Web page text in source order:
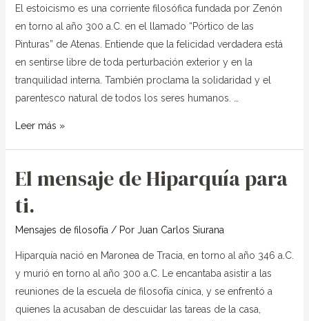
El estoicismo es una corriente filosófica fundada por Zenón
en torno al año 300 a.C. en el llamado “Pórtico de las
Pinturas” de Atenas. Entiende que la felicidad verdadera está
en sentirse libre de toda perturbación exterior y en la
tranquilidad interna. También proclama la solidaridad y el
parentesco natural de todos los seres humanos. …
Séneca
para
ti.
Leer más »
El mensaje de Hiparquía para
ti.
Mensajes de filosofía/ Por Juan Carlos Siurana
Hiparquía nació en Maronea de Tracia, en torno al año 346 a.C.
y murió en torno al año 300 a.C. Le encantaba asistir a las
reuniones de la escuela de filosofía cínica, y se enfrentó a
quienes la acusaban de descuidar las tareas de la casa,
El
de
Hiparquía
ti.